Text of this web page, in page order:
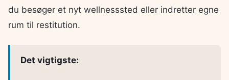
du besøger et nyt wellnesssted eller indretter egne
rum til restitution.
Det vigtigste: